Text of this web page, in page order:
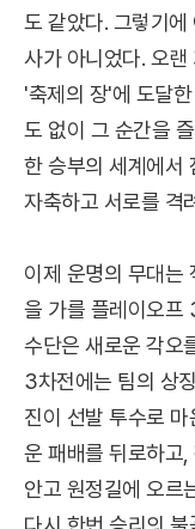
도 같았다. 그렇기
사가 아니었다. 오
'축제의 장'에 도달
도 없이 그 순간을
한 승부의 세계에서
자축하고 서로를 격
이제 운명의 무대는
을 가를 플레이오프
수단은 새로운 각오
3차전에는 팀의 상
진이 선발 투수로
운 패배를 뒤로하고
안고 원정길에 오르